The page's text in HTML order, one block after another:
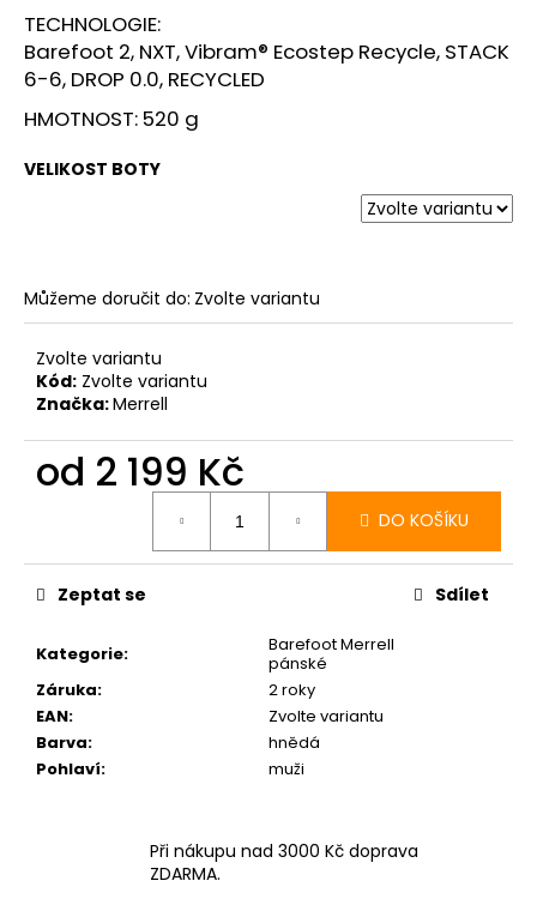
TECHNOLOGIE:
Barefoot 2, NXT, Vibram® Ecostep Recycle, STACK
6-6, DROP 0.0, RECYCLED
HMOTNOST: 520 g
VELIKOST BOTY
Můžeme doručit do: Zvolte variantu
Zvolte variantu
Kód: Zvolte variantu
Značka:Merrell
od 2 199 Kč
DO KOŠÍKU
Kategorie:
Barefoot Merrell
pánské
Záruka:
2 roky
EAN:
Zvolte variantu
Barva:
hnědá
Pohlaví: muži
Zeptat se Sdílet
Při nákupu nad 3000 Kč doprava
ZDARMA.